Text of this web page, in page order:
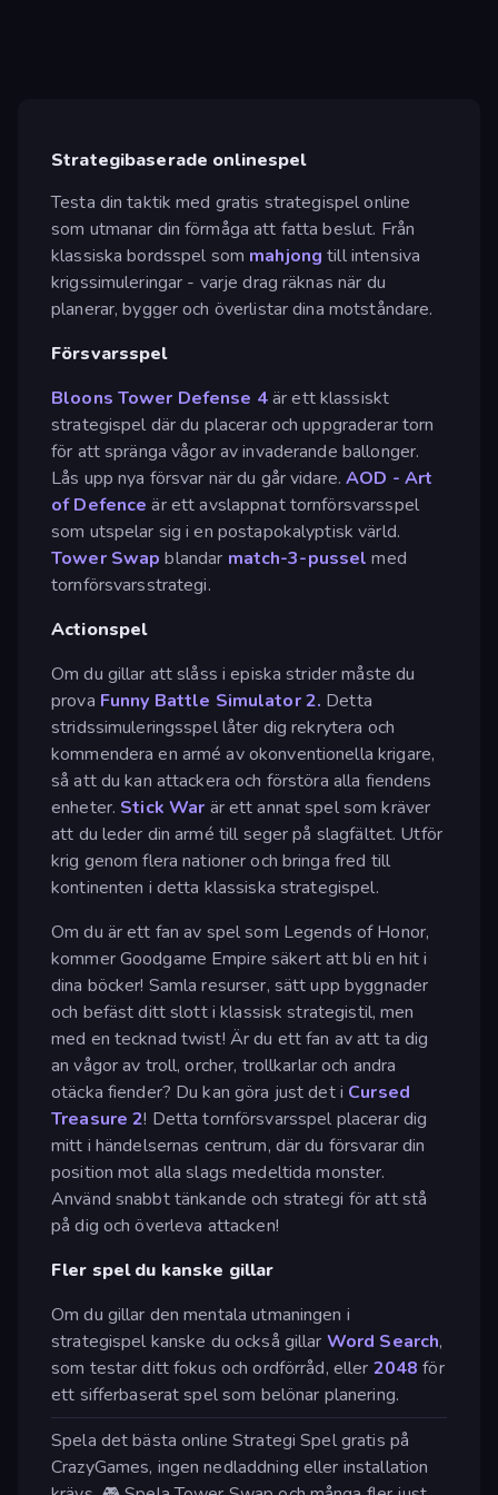
Strategibaserade onlinespel
Testa din taktik med gratis strategispel online
som utmanar din förmåga att fatta beslut. Från
klassiska bordsspel som mahjong till intensiva
krigssimuleringar - varje drag räknas när du
planerar, bygger och överlistar dina motståndare.
Försvarsspel
Bloons Tower Defense 4är ett klassiskt
strategispel där du placerar och uppgraderar torn
för att spränga vågor av invaderande ballonger.
Lås upp nya försvar när du går vidare.AOD - Art
of Defence är ett avslappnat tornförsvarsspel
som utspelar sig i en postapokalyptisk värld.
Tower Swapblandar match-3-pussel med
tornförsvarsstrategi.
Actionspel
Om du gillar att slåss i episka strider måste du
prova Funny Battle Simulator 2. Detta
stridssimuleringsspel låter dig rekrytera och
kommendera en armé av okonventionella krigare,
så att du kan attackera och förstöra alla fiendens
enheter. Stick War är ett annat spel som kräver
att du leder din armé till seger på slagfältet. Utför
krig genom flera nationer och bringa fred till
kontinenten i detta klassiska strategispel.
Om du är ett fan av spel som Legends of Honor,
kommer Goodgame Empire säkert att bli en hit i
dina böcker! Samla resurser, sätt upp byggnader
och befäst ditt slott i klassisk strategistil, men
med en tecknad twist! Är du ett fan av att ta dig
an vågor av troll, orcher, trollkarlar och andra
otäcka fiender? Du kan göra just det i Cursed
Treasure 2! Detta tornförsvarsspel placerar dig
mitt i händelsernas centrum, där du försvarar din
position mot alla slags medeltida monster.
Använd snabbt tänkande och strategi för att stå
på dig och överleva attacken!
Fler spel du kanske gillar
Om du gillar den mentala utmaningen i
strategispel kanske du också gillar Word Search,
som testar ditt fokus och ordförråd, eller 2048 för
ett sifferbaserat spel som belönar planering.
Spela det bästa online Strategi Spel gratis på
CrazyGames, ingen nedladdning eller installation